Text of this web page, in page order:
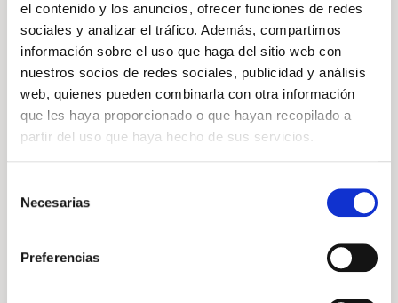
el contenido y los anuncios, ofrecer funciones de redes
sociales y analizar el tráfico. Además, compartimos
información sobre el uso que haga del sitio web con
nuestros socios de redes sociales, publicidad y análisis
web, quienes pueden combinarla con otra información
que les haya proporcionado o que hayan recopilado a
partir del uso que haya hecho de sus servicios.
Necesarias
Preferencias
Prestacionesy
consumos
Velocidad máxima